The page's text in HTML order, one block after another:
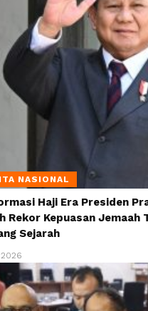
NASIONAL
Haji Era Presiden
Rekor Kepuasan Jemaah
Sejarah